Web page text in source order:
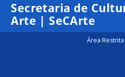
Secretaria de
Arte | SeCArte
Área Restrita